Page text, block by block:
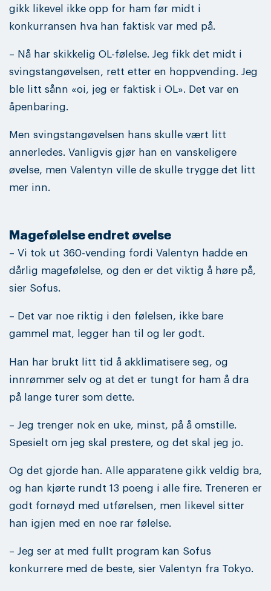
gikk likevel ikke opp for ham før midt i
konkurransen hva han faktisk var med på.
– Nå har skikkelig OL-følelse. Jeg fikk det midt i
svingstangøvelsen, rett etter en hoppvending. Jeg
ble litt sånn «oi, jeg er faktisk i OL». Det var en
åpenbaring.
Men svingstangøvelsen hans skulle vært litt
annerledes. Vanligvis gjør han en vanskeligere
øvelse, men Valentyn ville de skulle trygge det litt
mer inn.
Magefølelse endret øvelse
– Vi tok ut 360-vending fordi Valentyn hadde en
dårlig magefølelse, og den er det viktig å høre på,
sier Sofus.
– Det var noe riktig i den følelsen, ikke bare
gammel mat, legger han til og ler godt.
Han har brukt litt tid å akklimatisere seg, og
innrømmer selv og at det er tungt for ham å dra
på lange turer som dette.
– Jeg trenger nok en uke, minst, på å omstille.
Spesielt om jeg skal prestere, og det skal jeg jo.
Og det gjorde han. Alle apparatene gikk veldig bra,
og han kjørte rundt 13 poeng i alle fire. Treneren er
godt fornøyd med utførelsen, men likevel sitter
han igjen med en noe rar følelse.
– Jeg ser at med fullt program kan Sofus
konkurrere med de beste, sier Valentyn fra Tokyo.